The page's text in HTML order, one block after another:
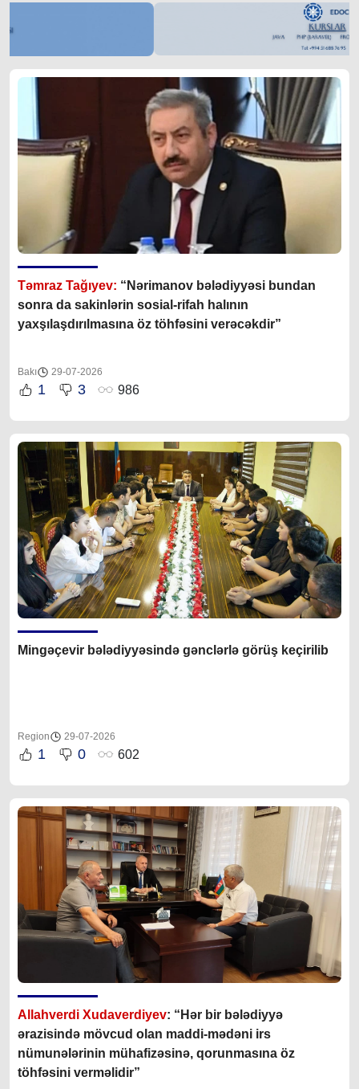
Təmraz Tağıyev: “Nərimanov bələdiyyəsi bundan
sonra da sakinlərin sosial-rifah halının
yaxşılaşdırılmasına öz töhfəsini verəcəkdir”
Bakı 29-07-2026
1 3 986
Mingəçevir bələdiyyəsində gənclərlə görüş keçirilib
Region 29-07-2026
1 0 602
Allahverdi Xudaverdiyev: “Hər bir bələdiyyə
ərazisində mövcud olan maddi-mədəni irs
nümunələrinin mühafizəsinə, qorunmasına öz
töhfəsini verməlidir”